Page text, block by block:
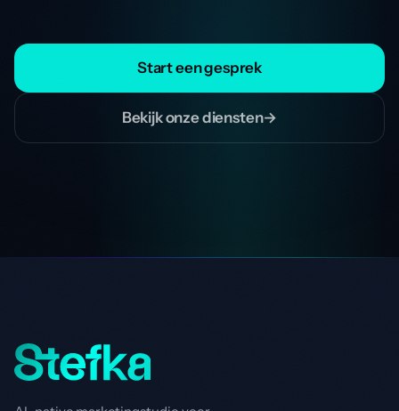
Start een gesprek
Bekijk onze diensten→